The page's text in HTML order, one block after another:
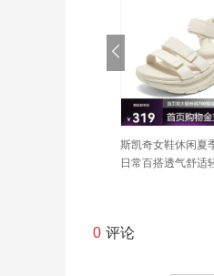
斯凯奇女鞋休闲夏
日常百搭透气舒适
0 评论